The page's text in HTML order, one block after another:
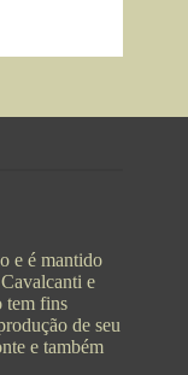
e é mantido
e
tem fins
de seu
e também